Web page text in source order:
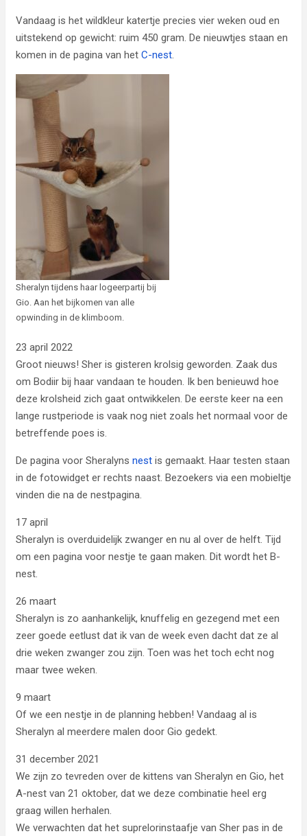
Vandaag is het wildkleur katertje precies vier weken oud en
uitstekend op gewicht: ruim 450 gram. De nieuwtjes staan en
komen in de pagina van het C-nest.
Sheralyn tijdens haar logeerpartij bij
Gio. Aan het bijkomen van alle
opwinding in de klimboom.
23 april 2022
Groot nieuws! Sher is gisteren krolsig geworden. Zaak dus
om Bodiir bij haar vandaan te houden. Ik ben benieuwd hoe
deze krolsheid zich gaat ontwikkelen. De eerste keer na een
lange rustperiode is vaak nog niet zoals het normaal voor de
betreffende poes is.
De pagina voor Sheralyns nest is gemaakt. Haar testen staan
in de fotowidget er rechts naast. Bezoekers via een mobieltje
vinden die na de nestpagina.
17 april
Sheralyn is overduidelijk zwanger en nu al over de helft. Tijd
om een pagina voor nestje te gaan maken. Dit wordt het B-
nest.
26 maart
Sheralyn is zo aanhankelijk, knuffelig en gezegend met een
zeer goede eetlust dat ik van de week even dacht dat ze al
drie weken zwanger zou zijn. Toen was het toch echt nog
maar twee weken.
9 maart
Of we een nestje in de planning hebben! Vandaag al is
Sheralyn al meerdere malen door Gio gedekt.
31 december 2021
We zijn zo tevreden over de kittens van Sheralyn en Gio, het
A-nest van 21 oktober, dat we deze combinatie heel erg
graag willen herhalen.
We verwachten dat het suprelorinstaafje van Sher pas in de